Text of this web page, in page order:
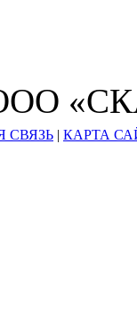
СВЯЗЬ | КАРТА